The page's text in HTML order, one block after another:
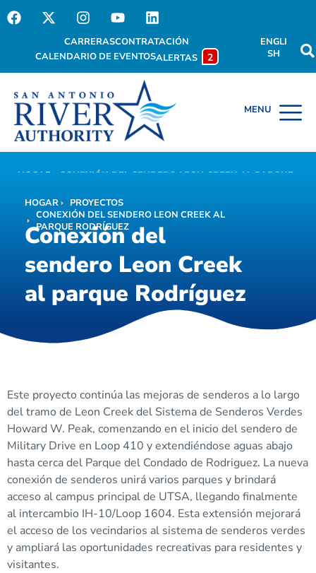
CARRERASCONTRATACIÓN
CALENDARIO DE EVENTOSALERTAS 2
ENGLI
SH
HOGAR
CONEXIÓN DEL SENDERO LEON CREEK AL PARQUE
Conexión del sendero
Leon Creek al parque
Rodríguez
HOGAR
PROYECTOS
CONEXIÓN DEL SENDERO LEON CREEK AL
PARQUE RODRÍGUEZ
Conexión del
sendero Leon Creek
al parque Rodríguez
Este proyecto continúa las mejoras de senderos a lo largo
del tramo de Leon Creek del Sistema de Senderos Verdes
Howard W. Peak, comenzando en el inicio del sendero de
Military Drive en Loop 410 y extendiéndose aguas abajo
hasta cerca del Parque del Condado de Rodriguez. La nueva
conexión de senderos unirá varios parques y brindará
acceso al campus principal de UTSA, llegando finalmente
al intercambio IH-10/Loop 1604. Esta extensión mejorará
el acceso de los vecindarios al sistema de senderos verdes
y ampliará las oportunidades recreativas para residentes y
visitantes.